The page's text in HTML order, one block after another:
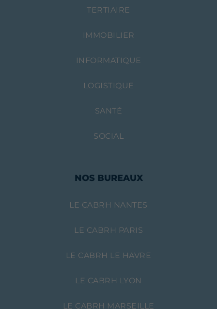
TERTIAIRE
IMMOBILIER
INFORMATIQUE
LOGISTIQUE
SANTÉ
SOCIAL
NOS BUREAUX
LE CABRH NANTES
LE CABRH PARIS
LE CABRH LE HAVRE
LE CABRH LYON
LE CABRH MARSEILLE